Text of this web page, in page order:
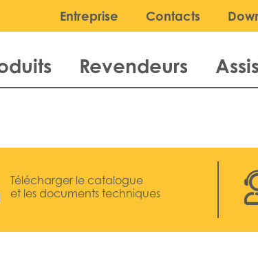
Entreprise Contacts
Revendeurs
Télécharger le catalogue
et les documents techniques